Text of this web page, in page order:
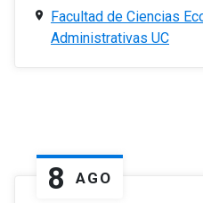
Facultad de Ciencias
Administrativas UC
8 AGO